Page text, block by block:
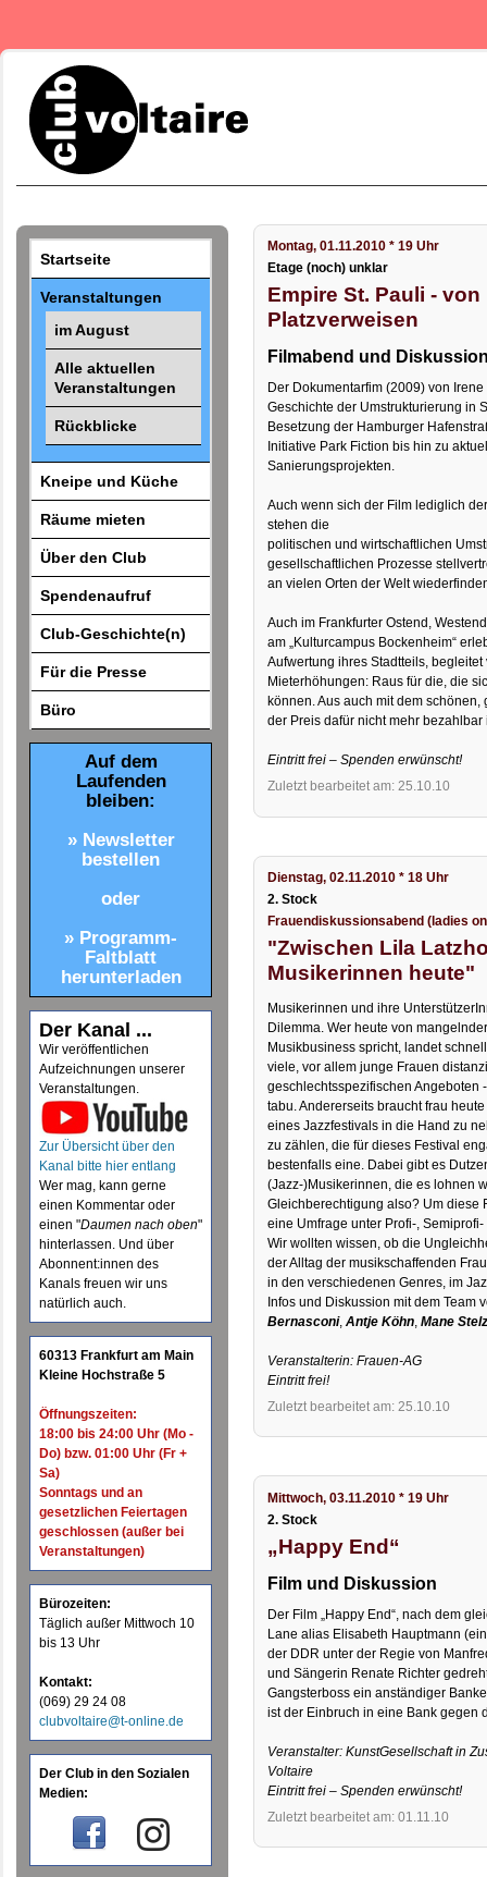
Startseite
Veranstaltungen
im August
Alle aktuellen
Veranstaltungen
Rückblicke
Kneipe und Küche
Räume mieten
Über den Club
Spendenaufruf
Club-Geschichte(n)
Für die Presse
Büro
Auf dem
Laufenden
bleiben:
» Newsletter
bestellen
oder
» Programm-
Faltblatt
herunterladen
Der Kanal ...
Wir veröffentlichen
Aufzeichnungen unserer
Veranstaltungen.
Zur Übersicht über den
Kanal bitte hier entlang
Wer mag, kann gerne
einen Kommentar oder
einen "Daumen nach oben"
hinterlassen. Und über
Abonnent:innen des
Kanals freuen wir uns
natürlich auch.
60313 Frankfurt am Main
Kleine Hochstraße 5
Öffnungszeiten:
18:00 bis 24:00 Uhr (Mo -
Do) bzw. 01:00 Uhr (Fr +
Sa)
Sonntags und an
gesetzlichen Feiertagen
geschlossen (außer bei
Veranstaltungen)
Bürozeiten:
Täglich außer Mittwoch 10
bis 13 Uhr
Kontakt:
(069) 29 24 08
clubvoltaire@t-online.de
Der Club in den Sozialen
Medien:
Montag, 01.11.2010 * 19 Uhr
Etage (noch) unklar
Empire St. Pauli -
Platzverweisen
Filmabend und
Der Dokumentarfim (2009) von
Geschichte der Umstrukturierung in
Besetzung der Hamburger
Initiative Park Fiction bis hin zu
Sanierungsprojekten.
Auch wenn sich der Film lediglich
stehen die
politischen und wirtschaftlichen
gesellschaftlichen Prozesse
an vielen Orten der Welt
Auch im Frankfurter Ostend,
am „Kulturcampus Bockenheim“
Aufwertung ihres Stadtteils,
Mieterhöhungen: Raus für die, die
können. Aus auch mit dem
der Preis dafür nicht mehr bezahlbar
Eintritt frei – Spenden erwünscht!
Zuletzt bearbeitet am: 25.10.10
Dienstag, 02.11.2010 * 18 Uhr
2. Stock
Frauendiskussionsabend (ladies
"Zwischen Lila
Musikerinnen heute"
Musikerinnen und ihre
Dilemma. Wer heute von
Musikbusiness spricht, landet
viele, vor allem junge Frauen
geschlechtsspezifischen Angeboten
tabu. Andererseits braucht frau
eines Jazzfestivals in die Hand zu
zu zählen, die für dieses Festival
bestenfalls eine. Dabei gibt es
(Jazz-)Musikerinnen, die es lohnen
Gleichberechtigung also? Um diese
eine Umfrage unter Profi-,
Wir wollten wissen, ob die
der Alltag der musikschaffenden
in den verschiedenen Genres, im
Infos und Diskussion mit dem Team
Bernasconi,Antje Köhn,Mane
Veranstalterin: Frauen-AG
Eintritt frei!
Zuletzt bearbeitet am: 25.10.10
Mittwoch, 03.11.2010 * 19 Uhr
2. Stock
„Happy End“
Film und Diskussion
Der Film „Happy End“, nach dem
Lane alias Elisabeth Hauptmann
der DDR unter der Regie von
und Sängerin Renate Richter
Gangsterboss ein anständiger
ist der Einbruch in eine Bank gegen
Veranstalter: KunstGesellschaft in
Voltaire
Eintritt frei – Spenden erwünscht!
Zuletzt bearbeitet am: 01.11.10